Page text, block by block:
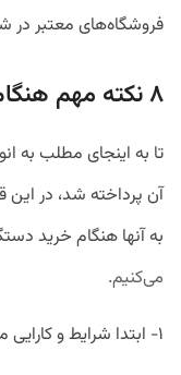
فروشگاه‌های معتبر در
۸ نکته مهم هنگام خرید دستگاه کارتخوان سیار
تا به اینجای مطلب به
آن پرداخته شد، در
به آنها هنگام خرید
می‌کنیم.
۱- ابتدا شرایط و کارایی مورد نیاز خود را بسنجیم